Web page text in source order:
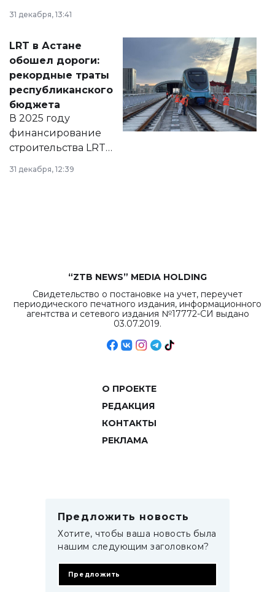
города на 2026–
2028 годы.
документ
появился в базе
нормативных
правовых актов и
на сайте маслихат
города.
31 декабря, 13:41
LRT в Астане
обошел дороги:
рекордные траты
республиканского
бюджета
В 2025 году
финансирование
строительства LRT
в Астане из
республиканского
31 декабря, 12:39
“ZTB NEWS” MEDIA HOLDING
Свидетельство о постановке на учет, переучет
периодического печатного издания, информационного
агентства и сетевого издания №17772-СИ выдано
03.07.2019.
О ПРОЕКТЕ
РЕДАКЦИЯ
КОНТАКТЫ
РЕКЛАМА
Предложить новость
Хотите, чтобы ваша новость была
нашим следующим заголовком?
Предложить